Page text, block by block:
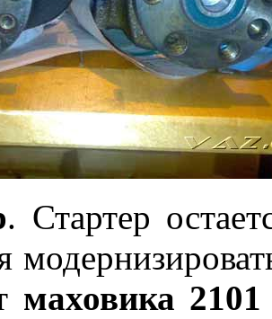
. Стартер
маховика 2101